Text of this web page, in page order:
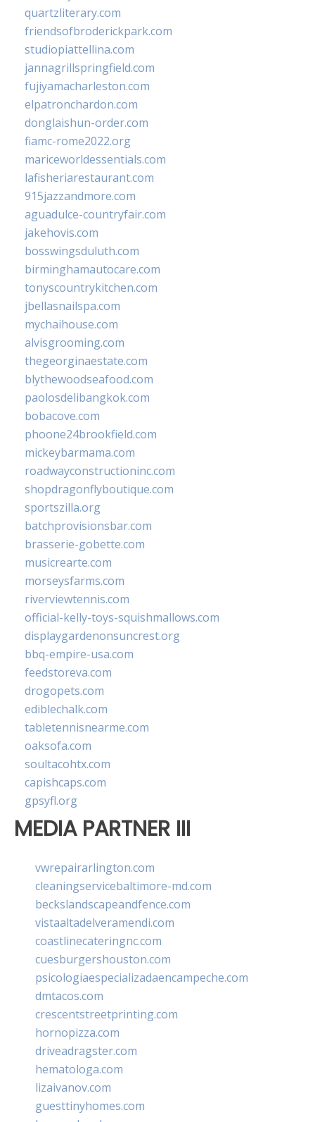
quartzliterary.com
friendsofbroderickpark.com
studiopiattellina.com
jannagrillspringfield.com
fujiyamacharleston.com
elpatronchardon.com
donglaishun-order.com
fiamc-rome2022.org
mariceworldessentials.com
lafisheriarestaurant.com
915jazzandmore.com
aguadulce-countryfair.com
jakehovis.com
bosswingsduluth.com
birminghamautocare.com
tonyscountrykitchen.com
jbellasnailspa.com
mychaihouse.com
alvisgrooming.com
thegeorginaestate.com
blythewoodseafood.com
paolosdelibangkok.com
bobacove.com
phoone24brookfield.com
mickeybarmama.com
roadwayconstructioninc.com
shopdragonflyboutique.com
sportszilla.org
batchprovisionsbar.com
brasserie-gobette.com
musicrearte.com
morseysfarms.com
riverviewtennis.com
official-kelly-toys-squishmallows.com
displaygardenonsuncrest.org
bbq-empire-usa.com
feedstoreva.com
drogopets.com
ediblechalk.com
tabletennisnearme.com
oaksofa.com
soultacohtx.com
capishcaps.com
gpsyfl.org
MEDIA PARTNER III
vwrepairarlington.com
cleaningservicebaltimore-md.com
beckslandscapeandfence.com
vistaaltadelveramendi.com
coastlinecateringnc.com
cuesburgershouston.com
psicologiaespecializadaencampeche.com
dmtacos.com
crescentstreetprinting.com
hornopizza.com
driveadragster.com
hematologa.com
lizaivanov.com
guesttinyhomes.com